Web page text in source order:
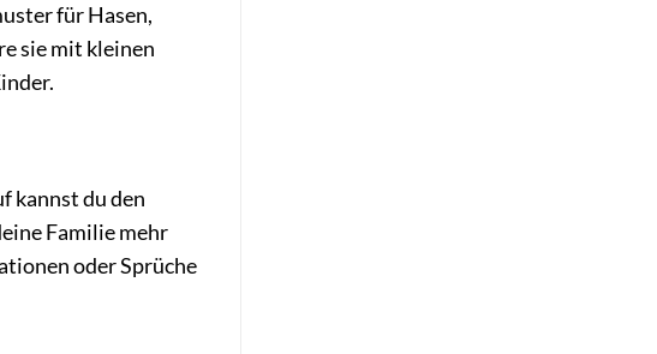
für Hasen,
sie mit kleinen
kannst du den
Familie mehr
oder Sprüche